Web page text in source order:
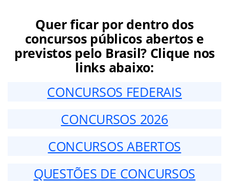
Quer ficar por dentro dos
concursos públicos abertos e
previstos pelo Brasil? Clique nos
links abaixo:
CONCURSOS FEDERAIS
CONCURSOS 2026
CONCURSOS ABERTOS
QUESTÕES DE CONCURSOS